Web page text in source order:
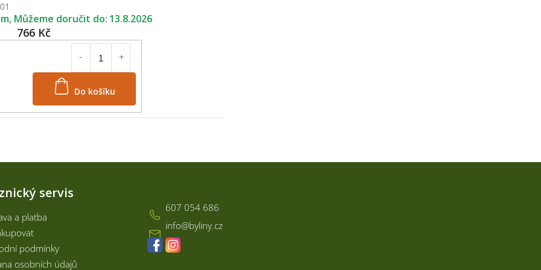
766 Kč
Do košíku
13.8.2026
servis
a platba
podmínky
osobních údajů
info@byliny.cz
607 054 686